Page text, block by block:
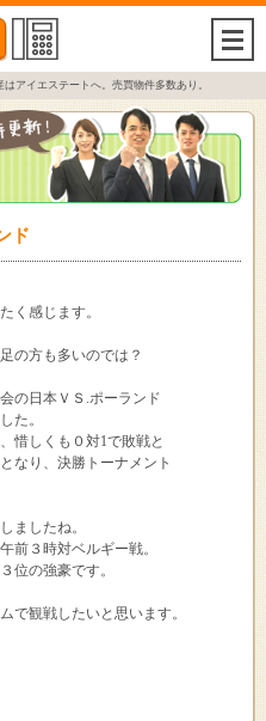
アイエステートへ。売買物件多数あり。
ド
く感じます。
の方も多いのでは？
の日本ＶＳ.ポーランド
た。
惜しくも０対1で敗戦と
なり、決勝トーナメント
ましたね。
前３時対ベルギー戦。
位の強豪です。
で観戦したいと思います。